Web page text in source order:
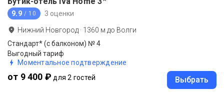
9.9 / 10 3 оценки
Нижний Новгород · 1360 м до Волги
Стандарт* (с балконом) № 4
Выгодный тариф
Моментальное подтверждение
от 9 400 ₽ для 2 гостей Выбрать